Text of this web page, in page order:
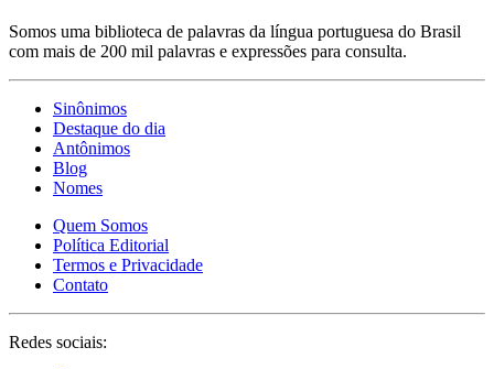
Somos uma biblioteca de palavras da língua portuguesa do Brasil
com mais de 200 mil palavras e expressões para consulta.
Sinônimos
Destaque do dia
Antônimos
Blog
Nomes
Quem Somos
Política Editorial
Termos e Privacidade
Contato
Redes sociais: